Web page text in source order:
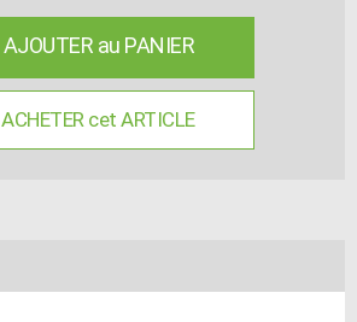
AJOUTER au PANIER
ACHETER cet ARTICLE